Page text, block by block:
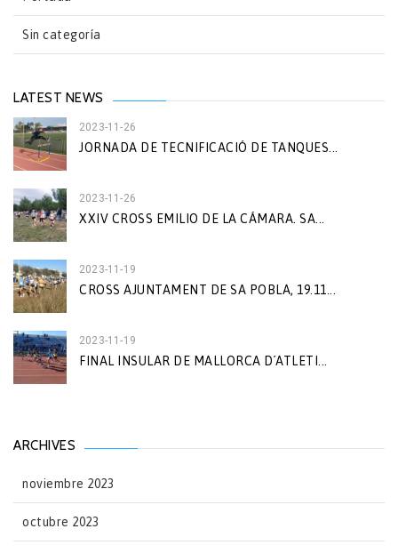
Sin categoría
LATEST NEWS
2023-11-26
JORNADA DE TECNIFICACIÓ DE TANQUES...
2023-11-26
XXIV CROSS EMILIO DE LA CÁMARA. SA...
2023-11-19
CROSS AJUNTAMENT DE SA POBLA, 19.11...
2023-11-19
FINAL INSULAR DE MALLORCA D´ATLETI...
ARCHIVES
noviembre 2023
octubre 2023